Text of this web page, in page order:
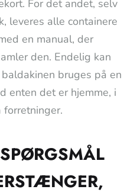
For det andet, selv
leveres alle containere
en manual, der
den. Endelig kan
bruges på en
enten det er hjemme, i
forretninger.